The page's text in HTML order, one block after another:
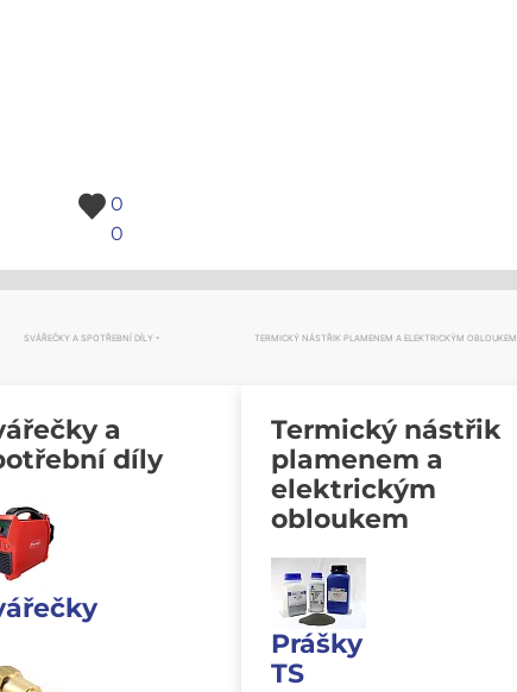
0
0
SVÁŘEČKY A SPOTŘEBNÍ DÍLY
a
díly
TERMICKÝ NÁSTŘIK PLAMENEM A ELEKTRICKÝM OBLOUKEM
Termický nástřik
plamenem a
elektrickým
obloukem
Prášky
TS